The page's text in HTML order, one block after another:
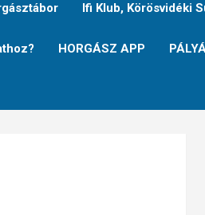
Ifi Klub, Körösvidéki
HORGÁSZ APP